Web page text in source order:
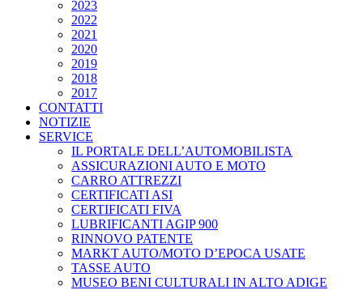
2023
2022
2021
2020
2019
2018
2017
CONTATTI
NOTIZIE
SERVICE
IL PORTALE DELL’AUTOMOBILISTA
ASSICURAZIONI AUTO E MOTO
CARRO ATTREZZI
CERTIFICATI ASI
CERTIFICATI FIVA
LUBRIFICANTI AGIP 900
RINNOVO PATENTE
MARKT AUTO/MOTO D’EPOCA USATE
TASSE AUTO
MUSEO BENI CULTURALI IN ALTO ADIGE